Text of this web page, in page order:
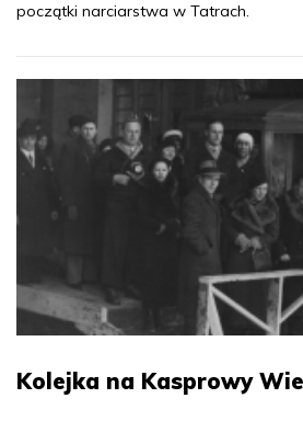
początki narciarstwa w Tatrach.
Kolejka na Kasprowy